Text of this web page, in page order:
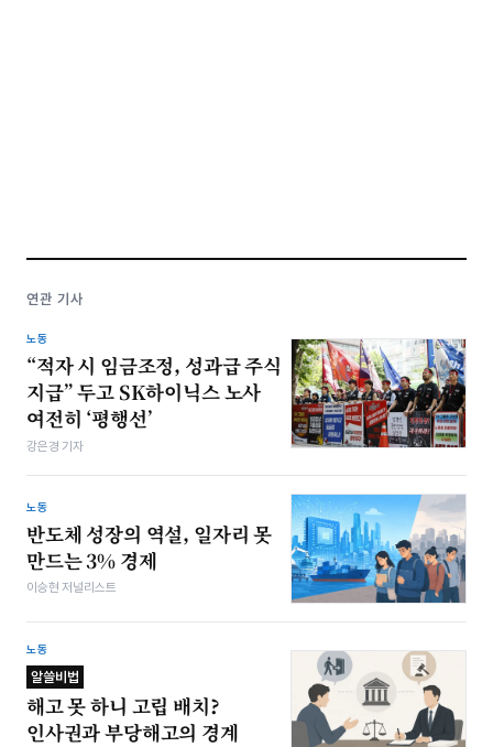
연관 기사
노동
“적자 시 임금조정, 성과급 주식
지급” 두고 SK하이닉스 노사
여전히 ‘평행선’
강은경 기자
노동
반도체 성장의 역설, 일자리 못
만드는 3% 경제
이승현 저널리스트
노동
알쓸비법
해고 못 하니 고립 배치?
인사권과 부당해고의 경계